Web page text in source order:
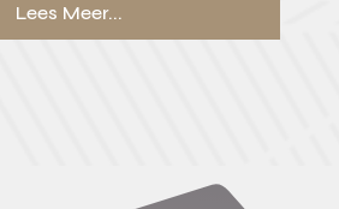
Lees Meer...